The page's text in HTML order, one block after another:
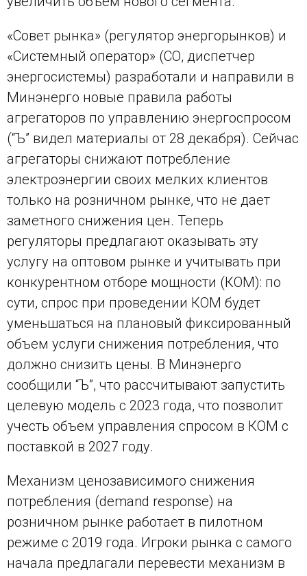
«Совет рынка» (регулятор энергорынков) и
«Системный оператор» (СО, диспетчер
энергосистемы) разработали и направили в
Минэнерго новые правила работы
агрегаторов по управлению энергоспросом
(“Ъ” видел материалы от 28 декабря). Сейчас
агрегаторы снижают потребление
электроэнергии своих мелких клиентов
только на розничном рынке, что не дает
заметного снижения цен. Теперь
регуляторы предлагают оказывать эту
услугу на оптовом рынке и учитывать при
конкурентном отборе мощности (КОМ): по
сути, спрос при проведении КОМ будет
уменьшаться на плановый фиксированный
объем услуги снижения потребления, что
должно снизить цены. В Минэнерго
сообщили “Ъ”, что рассчитывают запустить
целевую модель с 2023 года, что позволит
учесть объем управления спросом в КОМ с
поставкой в 2027 году.
Механизм ценозависимого снижения
потребления (demand response) на
розничном рынке работает в пилотном
режиме с 2019 года. Игроки рынка с самого
начала предлагали перевести механизм в